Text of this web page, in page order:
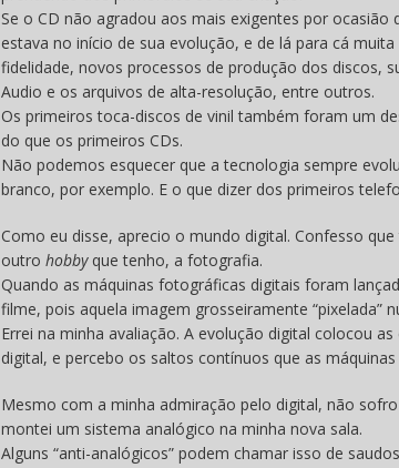
Se o CD não agradou aos mais exigentes por
estava no início de sua evolução, e de lá para cá
fidelidade, novos processos de produção dos discos,
Audio e os arquivos de alta-resolução, entre outros.
Os primeiros toca-discos de vinil também foram um
do que os primeiros CDs.
Não podemos esquecer que a tecnologia sempre
branco, por exemplo. E o que dizer dos primeiros
Como eu disse, aprecio o mundo digital. Confesso
outro hobbyque tenho, a fotografia.
Quando as máquinas fotográficas digitais foram
filme, pois aquela imagem grosseiramente “pixelada”
Errei na minha avaliação. A evolução digital colocou
digital, e percebo os saltos contínuos que as
Mesmo com a minha admiração pelo digital, não
montei um sistema analógico na minha nova sala.
Alguns “anti-analógicos” podem chamar isso de